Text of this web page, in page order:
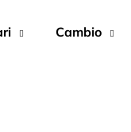
Cambio